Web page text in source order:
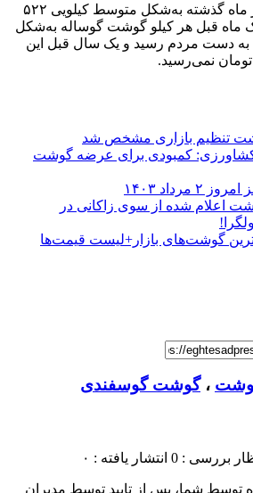
قیمت گوشت گوساله در ماه گذشته به‌شکل متوسط کیلویی ۵۲۲
ماه قبل هر کیلو گوشت گوساله به‌شکل
تومان به دست مردم رسید و یک سال قبل این
تنظیم بازاری مشخص شد
کشاورزی: کمبودی برای عرضه گوشت
۱۴۰۳
اعلام شده از سوی زاکانی در
گوشت‌های بازار+لیست قیمت‌‌ها
،گوشت گوسفندی
بررسی : 0 انتشار یافته : ۰
توسط شما، پس از تایید توسط مدیران